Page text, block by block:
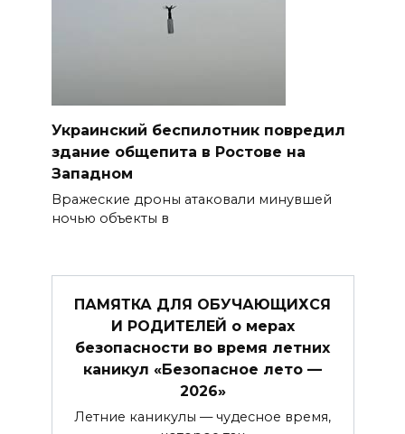
Украинский беспилотник повредил
здание общепита в Ростове на
Западном
Вражеские дроны атаковали минувшей
ночью объекты в
ПАМЯТКА ДЛЯ ОБУЧАЮЩИХСЯ
И РОДИТЕЛЕЙ о мерах
безопасности во время летних
каникул «Безопасное лето —
2026»
Летние каникулы — чудесное время,